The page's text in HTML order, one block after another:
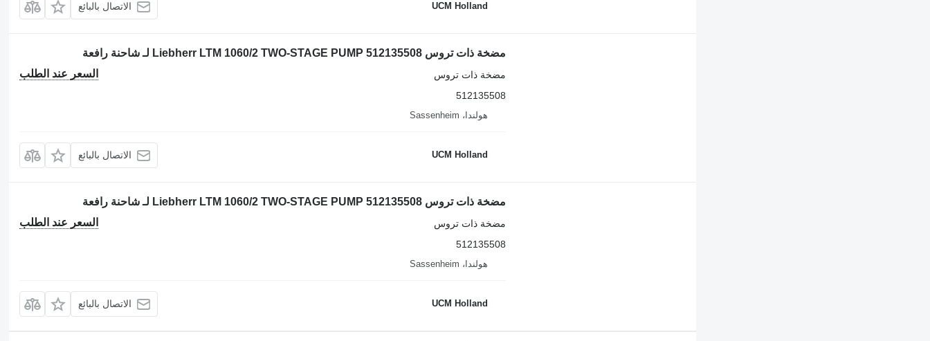
UCM Holland الاتصال بالبائع
مضخة ذات تروس Liebherr LTM 1060/2 TWO-STAGE PUMP 512135508 لـ شاحنة رافعة
السعر عند الطلب
مضخة ذات تروس
512135508
هولندا، Sassenheim
UCM Holland الاتصال بالبائع
مضخة ذات تروس Liebherr LTM 1060/2 TWO-STAGE PUMP 512135508 لـ شاحنة رافعة
السعر عند الطلب
مضخة ذات تروس
512135508
هولندا، Sassenheim
UCM Holland الاتصال بالبائع